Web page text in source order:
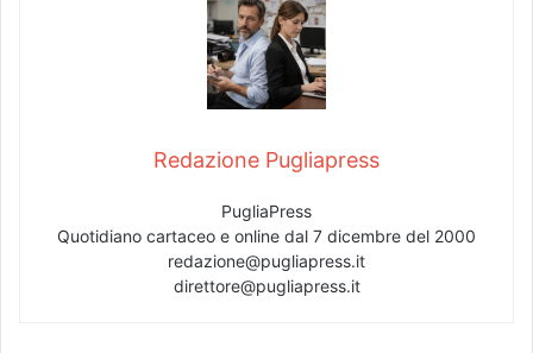
Redazione Pugliapress
PugliaPress
Quotidiano cartaceo e online dal 7 dicembre del 2000
redazione@pugliapress.it
direttore@pugliapress.it